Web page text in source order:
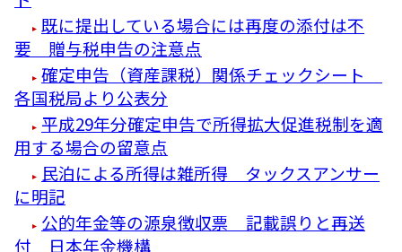
既に提出している場合には再度の添付は不
要 贈与税申告の注意点
確定申告（資産課税）関係チェックシート
各国税局より公表分
平成29年分確定申告で所得拡大促進税制を適
用する場合の留意点
民泊による所得は雑所得 タックスアンサー
に明記
公的年金等の源泉徴収票 記載誤りと再送
付 日本年金機構